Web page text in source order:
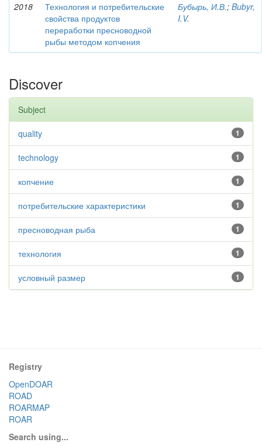
2018
Технология и потребительские
свойства продуктов
переработки пресноводной
рыбы методом копчения
Бубырь, И.В.; Bubyr,
I.V.
Discover
Subject
1
quality
1
technology
1
копчение
1
потребительские характеристики
1
пресноводная рыба
1
технология
1
условный размер
Registry
OpenDOAR
ROAD
ROARMAP
ROAR
Search using...